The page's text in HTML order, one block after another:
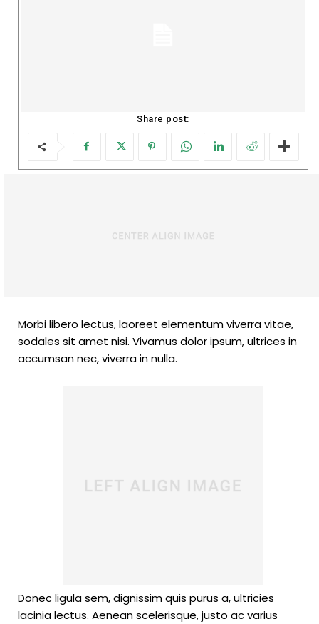
Share post:
Morbi libero lectus, laoreet elementum viverra vitae,
sodales sit amet nisi. Vivamus dolor ipsum, ultrices in
accumsan nec, viverra in nulla.
Donec ligula sem, dignissim quis purus a, ultricies
lacinia lectus. Aenean scelerisque, justo ac varius